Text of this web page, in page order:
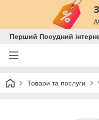
Перший Посудний
Товари та послуги